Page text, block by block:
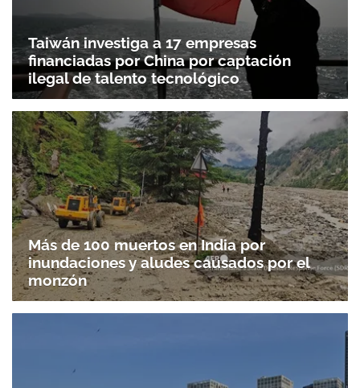
Taiwán investiga a 17 empresas
financiadas por China por captación
ilegal de talento tecnológico
Más de 100 muertos en India por
inundaciones y aludes causados por el
monzón